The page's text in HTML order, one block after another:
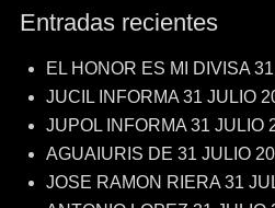
Entradas recientes
EL HONOR ES MI DIVISA
JUCIL INFORMA 31 JULIO
JUPOL INFORMA 31 JULIO
AGUAIURIS DE 31 JULIO
JOSE RAMON RIERA 31